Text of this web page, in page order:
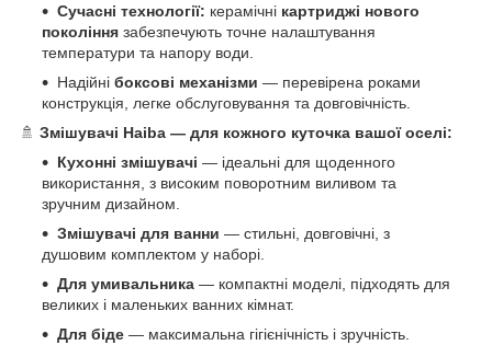
Сучасні технології: керамічні картриджі нового
покоління забезпечують точне налаштування
температури та напору води.
Надійні боксові механізми — перевірена роками
конструкція, легке обслуговування та довговічність.
🚿 Змішувачі Haiba — для кожного куточка вашої оселі:
Кухонні змішувачі — ідеальні для щоденного
використання, з високим поворотним виливом та
зручним дизайном.
Змішувачі для ванни — стильні, довговічні, з
душовим комплектом у наборі.
Для умивальника — компактні моделі, підходять для
великих і маленьких ванних кімнат.
Для біде — максимальна гігієнічність і зручність.